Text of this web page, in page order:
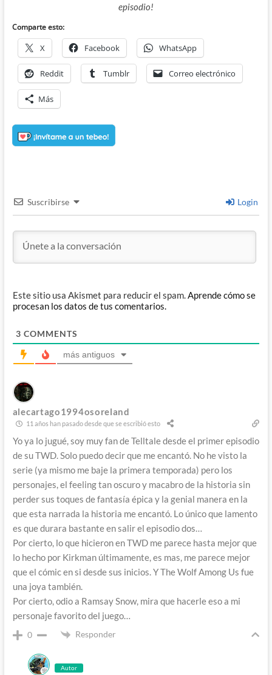
episodio!
Comparte esto:
X Facebook WhatsApp
Reddit Tumblr Correo electrónico
Más
Suscribirse Login
Este sitio usa Akismet para reducir el spam.Aprende cómo se
procesan los datos de tus comentarios.
3 COMMENTS
más antiguos
alecartago1994osoreland
11 años han pasado desde que se escribió esto
Yo ya lo jugué, soy muy fan de Telltale desde el primer episodio
de su TWD. Solo puedo decir que me encantó. No he visto la
serie (ya mismo me baje la primera temporada) pero los
personajes, el feeling tan oscuro y macabro de la historia sin
perder sus toques de fantasía épica y la genial manera en la
que esta narrada la historia me encantó. Lo único que lamento
es que durara bastante en salir el episodio dos…
Por cierto, lo que hicieron en TWD me parece hasta mejor que
lo hecho por Kirkman últimamente, es mas, me parece mejor
que el cómic en si desde sus inicios. Y The Wolf Among Us fue
una joya también.
Por cierto, odio a Ramsay Snow, mira que hacerle eso a mi
personaje favorito del juego…
0 Responder
Autor